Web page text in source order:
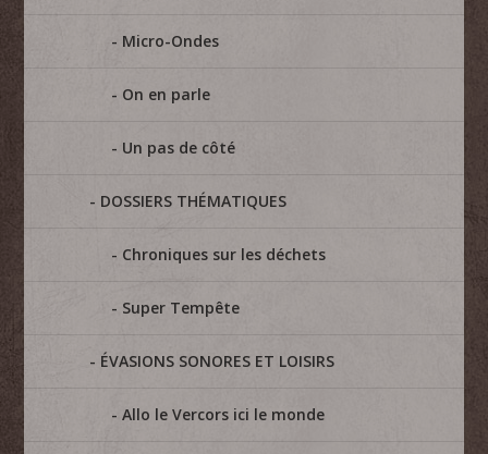
Micro-Ondes
On en parle
Un pas de côté
DOSSIERS THÉMATIQUES
Chroniques sur les déchets
Super Tempête
ÉVASIONS SONORES ET LOISIRS
Allo le Vercors ici le monde